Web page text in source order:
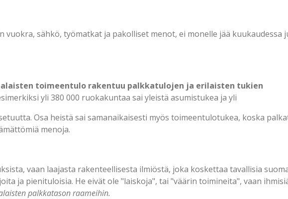
vuokra, sähkö, työmatkat ja pakolliset menot, ei monelle jää kuukaudessa
toimeentulo rakentuu palkkatulojen ja erilaisten tukien
yli 380 000 ruokakuntaa sai yleistä asumistukea ja yli
Osa heistä sai samanaikaisesti myös toimeentulotukea, koska
menoja.
vaan laajasta rakenteellisesta ilmiöstä, joka koskettaa tavallisia
ja pienituloisia. He eivät ole "laiskoja", tai "väärin toimineita", vaan
palkkatason raameihin.